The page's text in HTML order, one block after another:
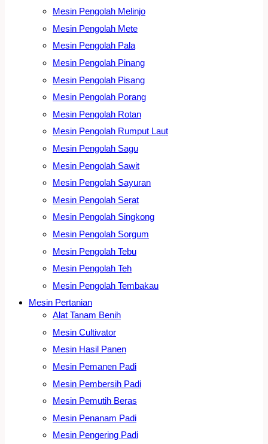
Mesin Pengolah Melinjo
Mesin Pengolah Mete
Mesin Pengolah Pala
Mesin Pengolah Pinang
Mesin Pengolah Pisang
Mesin Pengolah Porang
Mesin Pengolah Rotan
Mesin Pengolah Rumput Laut
Mesin Pengolah Sagu
Mesin Pengolah Sawit
Mesin Pengolah Sayuran
Mesin Pengolah Serat
Mesin Pengolah Singkong
Mesin Pengolah Sorgum
Mesin Pengolah Tebu
Mesin Pengolah Teh
Mesin Pengolah Tembakau
Mesin Pertanian
Alat Tanam Benih
Mesin Cultivator
Mesin Hasil Panen
Mesin Pemanen Padi
Mesin Pembersih Padi
Mesin Pemutih Beras
Mesin Penanam Padi
Mesin Pengering Padi